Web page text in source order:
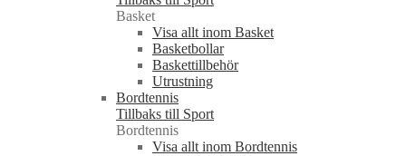
Basket
Visa allt inom Basket
Basketbollar
Baskettillbehör
Utrustning
Bordtennis
Tillbaks till Sport
Bordtennis
Visa allt inom Bordtennis